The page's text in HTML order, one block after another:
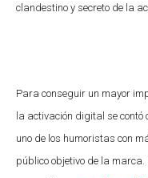
clandestino y secreto de la
Para conseguir un mayor
la activación digital se contó
uno de los humoristas con
público objetivo de la